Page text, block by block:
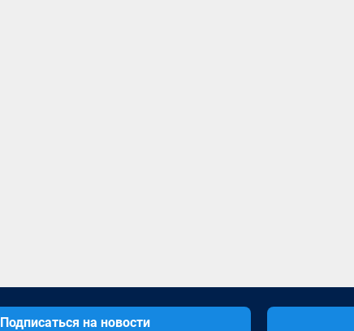
Подписаться на новости